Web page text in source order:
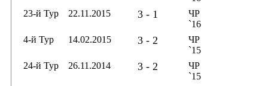
23-й Тур
22.11.2015 3 - 1
ЧР
`16
4-й Тур
14.02.2015 3 - 2
ЧР
`15
24-й Тур
26.11.2014 3 - 2
ЧР
`15